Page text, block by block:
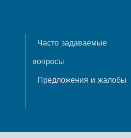
Часто задаваемые
вопросы
Предложения и жалобы